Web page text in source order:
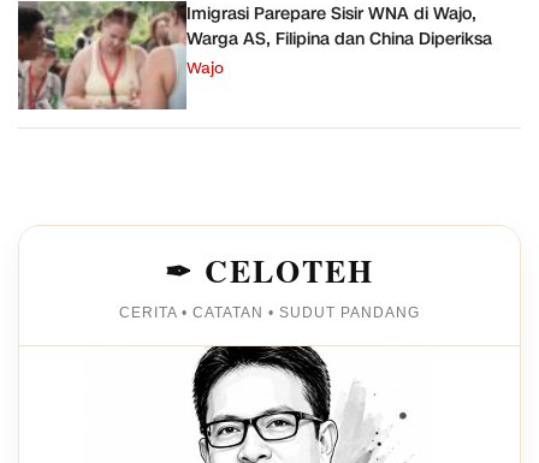
Imigrasi Parepare Sisir WNA di Wajo,
Warga AS, Filipina dan China Diperiksa
Wajo
✒ CELOTEH
CERITA • CATATAN • SUDUT PANDANG